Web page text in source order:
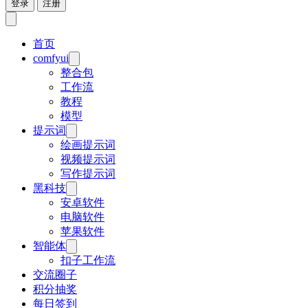
登录 注册
首页
comfyui
整合包
工作流
教程
模型
提示词
绘画提示词
视频提示词
写作提示词
黑科技
安卓软件
电脑软件
苹果软件
智能体
扣子工作流
交流圈子
积分抽奖
每日签到